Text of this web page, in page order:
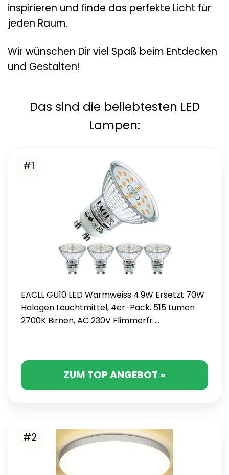
inspirieren und finde das perfekte Licht für
jeden Raum.
Wir wünschen Dir viel Spaß beim Entdecken
und Gestalten!
Das sind die beliebtesten LED
Lampen:
#1
EACLL GU10 LED Warmweiss 4.9W Ersetzt 70W
Halogen Leuchtmittel, 4er-Pack. 515 Lumen
2700K Birnen, AC 230V Flimmerfr ...
ZUM TOP ANGEBOT »
#2